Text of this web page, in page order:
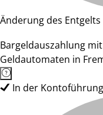
Änderung des
Bargeldauszahlung
Geldautomaten in
In der